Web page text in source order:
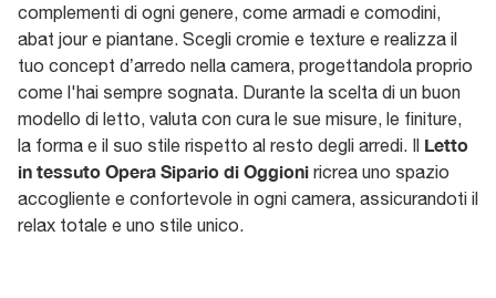
complementi di ogni genere, come armadi e comodini,
abat jour e piantane. Scegli cromie e texture e realizza il
tuo concept d’arredo nella camera, progettandola proprio
come l'hai sempre sognata. Durante la scelta di un buon
modello di letto, valuta con cura le sue misure, le finiture,
la forma e il suo stile rispetto al resto degli arredi. Il Letto
in tessuto Opera Sipario di Oggioni ricrea uno spazio
accogliente e confortevole in ogni camera, assicurandoti il
relax totale e uno stile unico.